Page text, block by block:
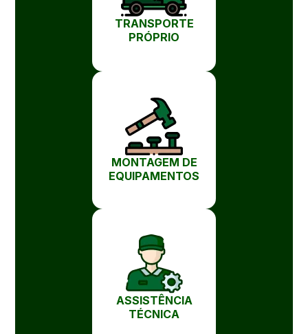
TRANSPORTE
PRÓPRIO
MONTAGEM DE
EQUIPAMENTOS
ASSISTÊNCIA
TÉCNICA